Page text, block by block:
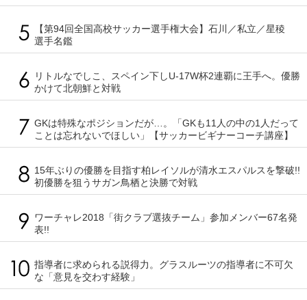
【第94回全国高校サッカー選手権大会】石川／私立／星稜
選手名鑑
リトルなでしこ、スペイン下しU-17W杯2連覇に王手へ。優勝
かけて北朝鮮と対戦
GKは特殊なポジションだが…。「GKも11人の中の1人だって
ことは忘れないでほしい」【サッカービギナーコーチ講座】
15年ぶりの優勝を目指す柏レイソルが清水エスパルスを撃破!!
初優勝を狙うサガン鳥栖と決勝で対戦
ワーチャレ2018「街クラブ選抜チーム」参加メンバー67名発
表!!
指導者に求められる説得力。グラスルーツの指導者に不可欠
な「意見を交わす経験」